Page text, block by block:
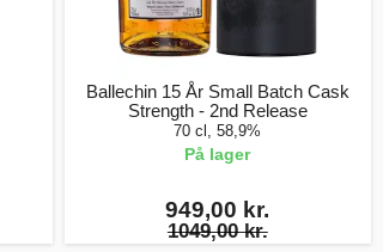
Ballechin 15 År Small Batch Cask
Strength - 2nd Release
70 cl, 58,9%
På lager
949,00 kr.
1049,00 kr.